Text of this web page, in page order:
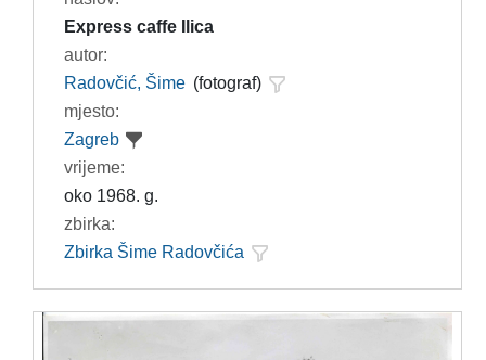
Express caffe Ilica
autor:
Radovčić, Šime (fotograf)
mjesto:
Zagreb
vrijeme:
oko 1968. g.
zbirka:
Zbirka Šime Radovčića